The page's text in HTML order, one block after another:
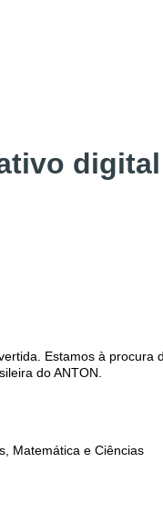
Estamos à
do ANTON.
Matemática e Ciências